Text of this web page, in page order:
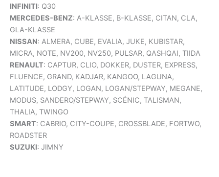
INFINITI: Q30
MERCEDES-BENZ: A-KLASSE, B-KLASSE, CITAN, CLA,
GLA-KLASSE
NISSAN: ALMERA, CUBE, EVALIA, JUKE, KUBISTAR,
MICRA, NOTE, NV200, NV250, PULSAR, QASHQAI, TIIDA
RENAULT: CAPTUR, CLIO, DOKKER, DUSTER, EXPRESS,
FLUENCE, GRAND, KADJAR, KANGOO, LAGUNA,
LATITUDE, LODGY, LOGAN, LOGAN/STEPWAY, MEGANE,
MODUS, SANDERO/STEPWAY, SCÉNIC, TALISMAN,
THALIA, TWINGO
SMART: CABRIO, CITY-COUPE, CROSSBLADE, FORTWO,
ROADSTER
SUZUKI: JIMNY